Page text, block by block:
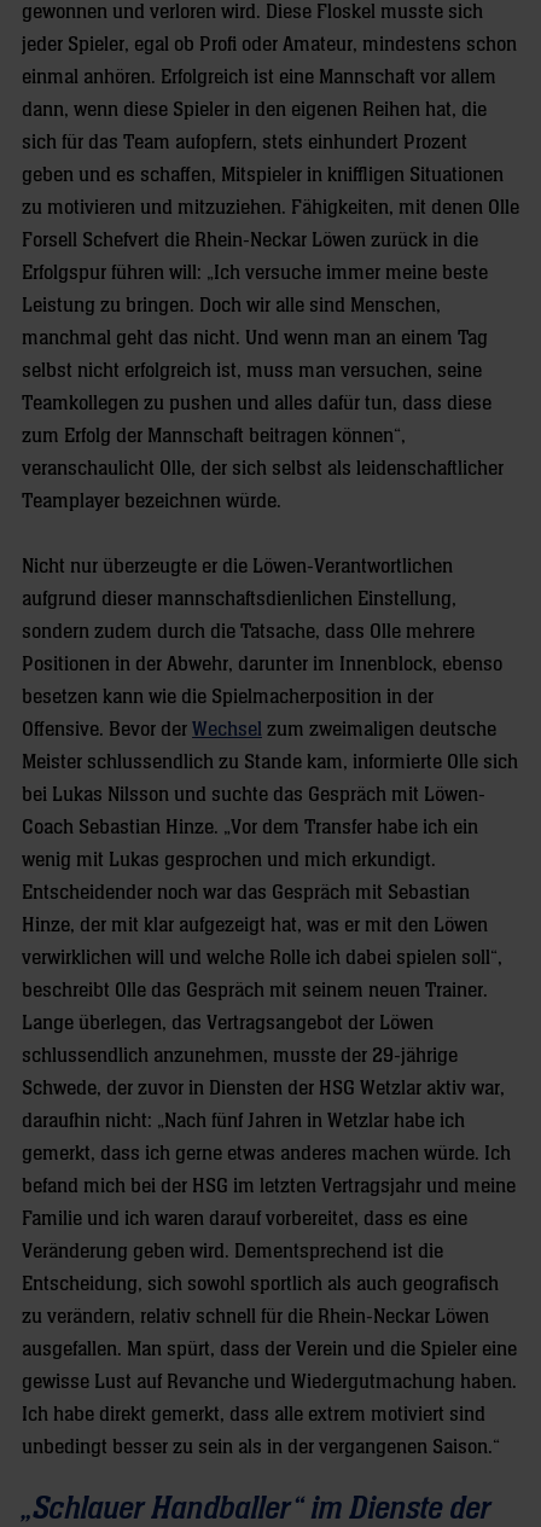
gewonnen und verloren wird. Diese Floskel musste sich
jeder Spieler, egal ob Profi oder Amateur, mindestens schon
einmal anhören. Erfolgreich ist eine Mannschaft vor allem
dann, wenn diese Spieler in den eigenen Reihen hat, die
sich für das Team aufopfern, stets einhundert Prozent
geben und es schaffen, Mitspieler in kniffligen Situationen
zu motivieren und mitzuziehen. Fähigkeiten, mit denen Olle
Forsell Schefvert die Rhein-Neckar Löwen zurück in die
Erfolgspur führen will: „Ich versuche immer meine beste
Leistung zu bringen. Doch wir alle sind Menschen,
manchmal geht das nicht. Und wenn man an einem Tag
selbst nicht erfolgreich ist, muss man versuchen, seine
Teamkollegen zu pushen und alles dafür tun, dass diese
zum Erfolg der Mannschaft beitragen können“,
veranschaulicht Olle, der sich selbst als leidenschaftlicher
Teamplayer bezeichnen würde.
Nicht nur überzeugte er die Löwen-Verantwortlichen
aufgrund dieser mannschaftsdienlichen Einstellung,
sondern zudem durch die Tatsache, dass Olle mehrere
Positionen in der Abwehr, darunter im Innenblock, ebenso
besetzen kann wie die Spielmacherposition in der
Offensive. Bevor der Wechsel zum zweimaligen deutsche
Meister schlussendlich zu Stande kam, informierte Olle sich
bei Lukas Nilsson und suchte das Gespräch mit Löwen-
Coach Sebastian Hinze. „Vor dem Transfer habe ich ein
wenig mit Lukas gesprochen und mich erkundigt.
Entscheidender noch war das Gespräch mit Sebastian
Hinze, der mit klar aufgezeigt hat, was er mit den Löwen
verwirklichen will und welche Rolle ich dabei spielen soll“,
beschreibt Olle das Gespräch mit seinem neuen Trainer.
Lange überlegen, das Vertragsangebot der Löwen
schlussendlich anzunehmen, musste der 29-jährige
Schwede, der zuvor in Diensten der HSG Wetzlar aktiv war,
daraufhin nicht: „Nach fünf Jahren in Wetzlar habe ich
gemerkt, dass ich gerne etwas anderes machen würde. Ich
befand mich bei der HSG im letzten Vertragsjahr und meine
Familie und ich waren darauf vorbereitet, dass es eine
Veränderung geben wird. Dementsprechend ist die
Entscheidung, sich sowohl sportlich als auch geografisch
zu verändern, relativ schnell für die Rhein-Neckar Löwen
ausgefallen. Man spürt, dass der Verein und die Spieler eine
gewisse Lust auf Revanche und Wiedergutmachung haben.
Ich habe direkt gemerkt, dass alle extrem motiviert sind
unbedingt besser zu sein als in der vergangenen Saison.“
„Schlauer Handballer“ im Dienste der